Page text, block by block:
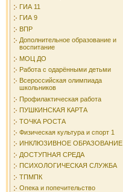
ГИА 11
ГИА 9
ВПР
Дополнительное образование и
воспитание
МОЦ ДО
Работа с одарёнными детьми
Всероссийская олимпиада
школьников
Профилактическая работа
ПУШКИНСКАЯ КАРТА
ТОЧКА РОСТА
Физическая культура и спорт 1
ИНКЛЮЗИВНОЕ ОБРАЗОВАНИЕ
ДОСТУПНАЯ СРЕДА
ПСИХОЛОГИЧЕСКАЯ СЛУЖБА
ТПМПК
Опека и попечительство